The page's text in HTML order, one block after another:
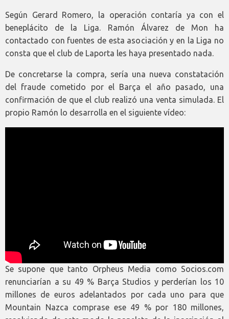
Según Gerard Romero, la operación contaría ya con el
beneplácito de la Liga. Ramón Álvarez de Mon ha
contactado con fuentes de esta asociación y en la Liga no
consta que el club de Laporta les haya presentado nada.
De concretarse la compra, sería una nueva constatación
del fraude cometido por el Barça el año pasado, una
confirmación de que el club realizó una venta simulada. El
propio Ramón lo desarrolla en el siguiente vídeo:
Se supone que tanto Orpheus Media como Socios.com
renunciarían a su 49 % Barça Studios y perderían los 10
millones de euros adelantados por cada uno para que
Mountain Nazca comprase ese 49 % por 180 millones,